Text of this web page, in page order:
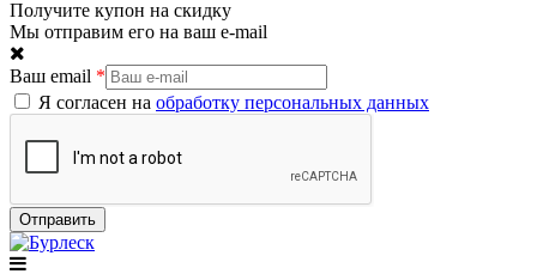
Получите купон на скидку
Мы отправим его на ваш e-mail
Ваш email *
Я согласен на обработку персональных данных